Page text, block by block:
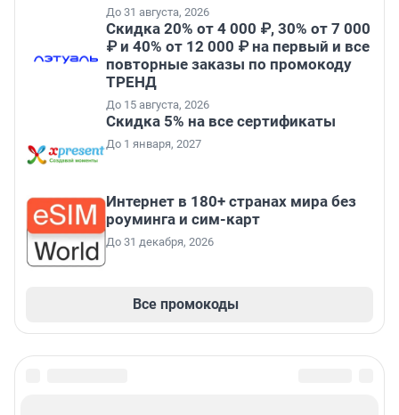
До 31 августа, 2026
Скидка 20% от 4 000 ₽, 30% от 7 000
₽ и 40% от 12 000 ₽ на первый и все
повторные заказы по промокоду
ТРЕНД
До 15 августа, 2026
Скидка 5% на все сертификаты
До 1 января, 2027
Интернет в 180+ странах мира без
роуминга и сим-карт
До 31 декабря, 2026
Все промокоды